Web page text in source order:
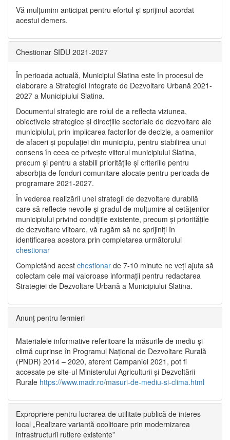
Vă mulţumim anticipat pentru efortul şi sprijinul acordat
acestui demers.
Chestionar SIDU 2021-2027
În perioada actuală, Municipiul Slatina este în procesul de
elaborare a Strategiei Integrate de Dezvoltare Urbană 2021‐
2027 a Municipiului Slatina.
Documentul strategic are rolul de a reflecta viziunea,
obiectivele strategice și direcțiile sectoriale de dezvoltare ale
municipiului, prin implicarea factorilor de decizie, a oamenilor
de afaceri și populației din municipiu, pentru stabilirea unui
consens în ceea ce privește viitorul municipiului Slatina,
precum și pentru a stabili prioritățile și criteriile pentru
absorbția de fonduri comunitare alocate pentru perioada de
programare 2021-2027.
În vederea realizării unei strategii de dezvoltare durabilă
care să reflecte nevoile și gradul de mulțumire al cetățenilor
municipiului privind condițiile existente, precum și prioritățile
de dezvoltare viitoare, vă rugăm să ne sprijiniți în
identificarea acestora prin completarea următorului
chestionar
Completând acest chestionar de 7-10 minute ne veți ajuta să
colectam cele mai valoroase informații pentru redactarea
Strategiei de Dezvoltare Urbană a Municipiului Slatina.
Anunț pentru fermieri
Materialele informative referitoare la măsurile de mediu și
climă cuprinse în Programul Național de Dezvoltare Rurală
(PNDR) 2014 – 2020, aferent Campaniei 2021, pot fi
accesate pe site-ul Ministerului Agriculturii și Dezvoltării
Rurale https://www.madr.ro/masuri-de-mediu-si-clima.html
Expropriere pentru lucrarea de utilitate publică de interes
local „Realizare variantă ocolitoare prin modernizarea
infrastructurii rutiere existente”